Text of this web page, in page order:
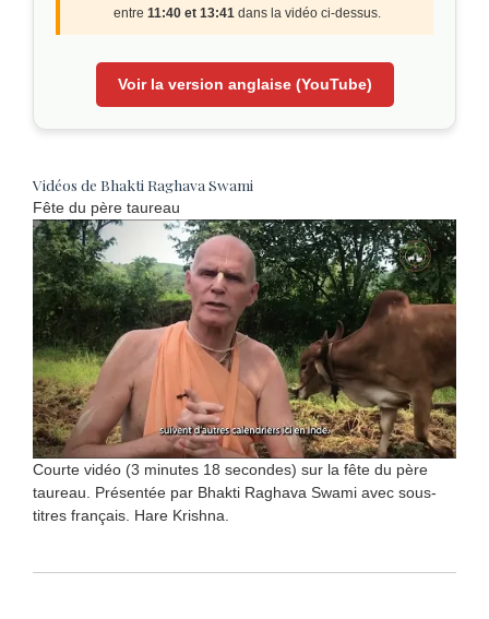
entre 11:40 et 13:41dans la vidéo ci-dessus.
Voir la version anglaise (YouTube)
Vidéos de Bhakti Raghava Swami
Fête du père taureau
Courte vidéo (3 minutes 18 secondes) sur la fête du père
taureau. Présentée par Bhakti Raghava Swami avec sous-
titres français. Hare Krishna.